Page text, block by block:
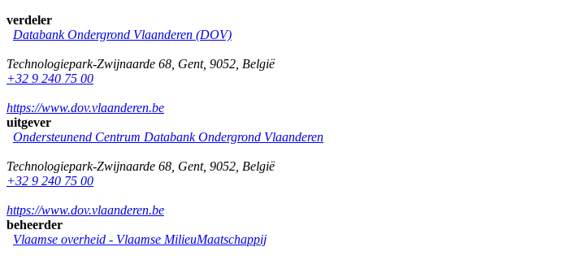
verdeler
Databank Ondergrond Vlaanderen (DOV)
Technologiepark-Zwijnaarde 68 Gent, 9052 België
+32 9 240 75 00
https://www.dov.vlaanderen.be
uitgever
Ondersteunend Centrum Databank Ondergrond Vlaanderen
Technologiepark-Zwijnaarde 68 Gent, 9052 België
+32 9 240 75 00
https://www.dov.vlaanderen.be
beheerder
Vlaamse overheid - Vlaamse MilieuMaatschappij